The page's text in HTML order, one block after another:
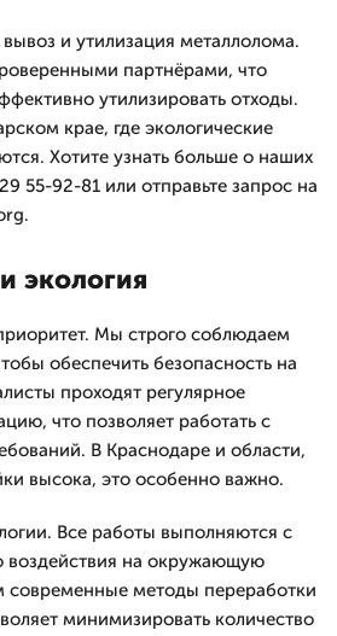
и утилизация металлолома.
партнёрами, что
утилизировать отходы.
крае, где экологические
Хотите узнать больше о наших
55-92-81 или отправьте запрос на
экология
Мы строго соблюдаем
обеспечить безопасность на
проходят регулярное
что позволяет работать с
В Краснодаре и области,
высока, это особенно важно.
Все работы выполняются с
воздействия на окружающую
современные методы переработки
минимизировать количество